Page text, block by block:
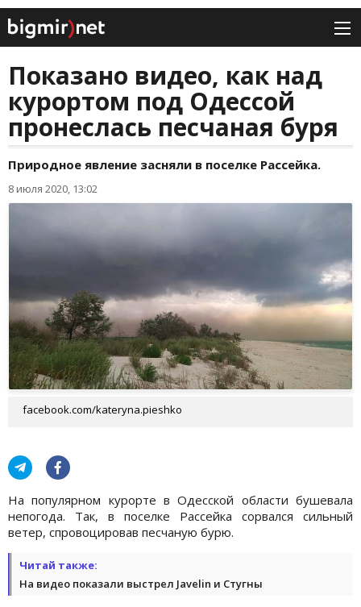
Показано видео, как над
курортом под Одессой
пронеслась песчаная буря
Природное явление засняли в поселке Рассейка.
8 июля 2020, 13:02
facebook.com/kateryna.pieshko
На популярном курорте в Одесской области бушевала
непогода. Так, в поселке Рассейка сорвался сильный
ветер, спровоцировав песчаную бурю.
Читай также:
На видео показали выстрел Javelin и Стугны